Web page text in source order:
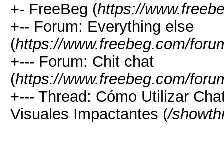
+- FreeBeg (https://
+-- Forum: Everything else
(https://www.freebeg.com/
+--- Forum: Chit chat
(https://www.freebeg.com/
+--- Thread: Cómo Utilizar
Visuales Impactantes (/